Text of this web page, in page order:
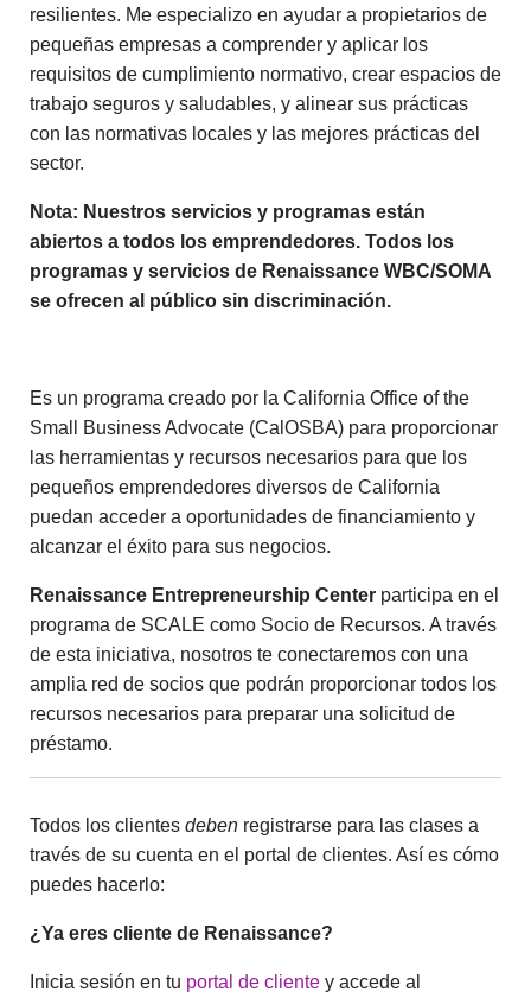
resilientes. Me especializo en ayudar a propietarios de
pequeñas empresas a comprender y aplicar los
requisitos de cumplimiento normativo, crear espacios de
trabajo seguros y saludables, y alinear sus prácticas
con las normativas locales y las mejores prácticas del
sector.
Nota: Nuestros servicios y programas están
abiertos a todos los emprendedores. Todos los
programas y servicios de Renaissance WBC/SOMA
se ofrecen al público sin discriminación.
Es un programa creado por la California Office of the
Small Business Advocate (CalOSBA) para proporcionar
las herramientas y recursos necesarios para que los
pequeños emprendedores diversos de California
puedan acceder a oportunidades de financiamiento y
alcanzar el éxito para sus negocios.
Renaissance Entrepreneurship Center participa en el
programa de SCALE como Socio de Recursos. A través
de esta iniciativa, nosotros te conectaremos con una
amplia red de socios que podrán proporcionar todos los
recursos necesarios para preparar una solicitud de
préstamo.
Todos los clientes deben registrarse para las clases a
través de su cuenta en el portal de clientes. Así es cómo
puedes hacerlo:
¿Ya eres cliente de Renaissance?
Inicia sesión en tu portal de cliente y accede al